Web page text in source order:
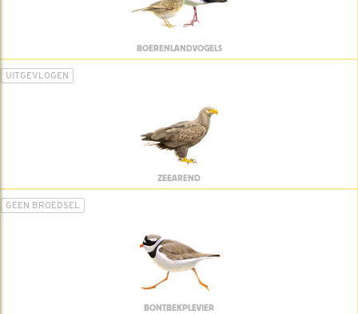
BOERENLANDVOGELS
UITGEVLOGEN
ZEEAREND
GEEN BROEDSEL
BONTBEKPLEVIER